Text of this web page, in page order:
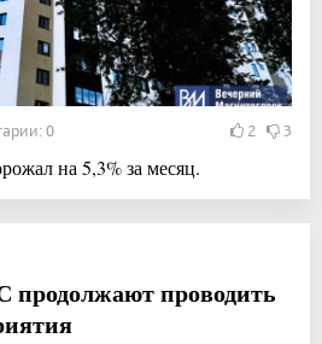
0 2 3
на 5,3% за месяц.
проводить